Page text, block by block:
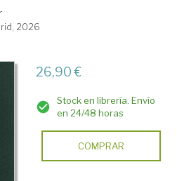
2026
26,90 €
Stock en librería. Envío
en 24/48 horas
COMPRAR